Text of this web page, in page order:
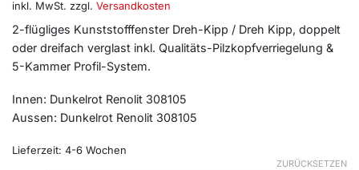
inkl. MwSt. zzgl. Versandkosten
2-flügliges Kunststofffenster Dreh-Kipp / Dreh Kipp, doppelt
oder dreifach verglast inkl. Qualitäts-Pilzkopfverriegelung &
5-Kammer Profil-System.
Innen: Dunkelrot Renolit 308105
Aussen: Dunkelrot Renolit 308105
Lieferzeit: 4-6 Wochen
ZURÜCKSETZEN